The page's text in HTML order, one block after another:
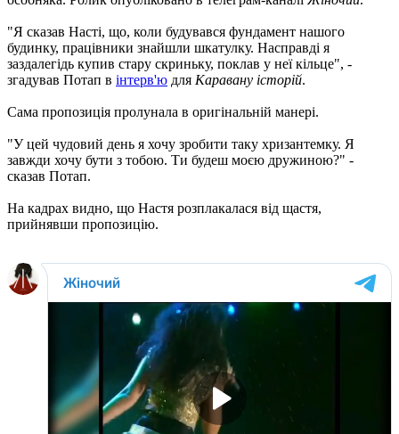
"Я сказав Насті, що, коли будувався фундамент нашого
будинку, працівники знайшли шкатулку. Насправді я
заздалегідь купив стару скриньку, поклав у неї кільце", -
згадував Потап в інтерв'ю для Каравану історій.
Сама пропозиція пролунала в оригінальній манері.
"У цей чудовий день я хочу зробити таку хризантемку. Я
завжди хочу бути з тобою. Ти будеш моєю дружиною?" -
сказав Потап.
На кадрах видно, що Настя розплакалася від щастя,
прийнявши пропозицію.